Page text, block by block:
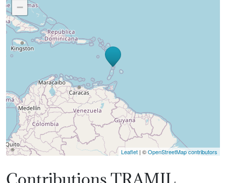
−
Leaflet | ©OpenStreetMap contributors
Contributions TRAMIL